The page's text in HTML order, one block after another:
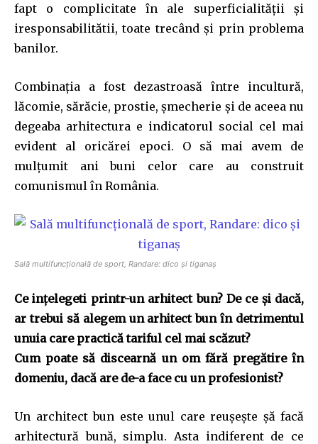
fapt o complicitate în ale superficialității și
iresponsabilitătii, toate trecând și prin problema
banilor.
Combinația a fost dezastroasă între incultură,
lăcomie, sărăcie, prostie, șmecherie și de aceea nu
degeaba arhitectura e indicatorul social cel mai
evident al oricărei epoci. O să mai avem de
mulțumit ani buni celor care au construit
comunismul în România.
Sală multifuncţională de sport, Randare: dico şi tiganaş
Ce inţelegeti printr-un arhitect bun? De ce şi dacă,
ar trebui să alegem un arhitect bun în detrimentul
unuia care practică tariful cel mai scăzut?
Cum poate să discearnă un om fără pregătire în
domeniu, dacă are de-a face cu un profesionist?
Un architect bun este unul care reușește șă facă
arhitectură bună, simplu. Asta indiferent de ce